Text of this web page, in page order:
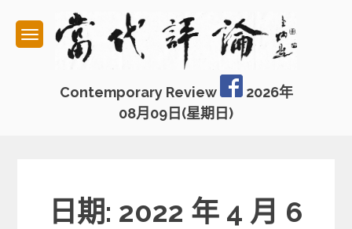
content
Contemporary Review
2026年
08月09日(星期日)
日期: 2022 年 4 月 6